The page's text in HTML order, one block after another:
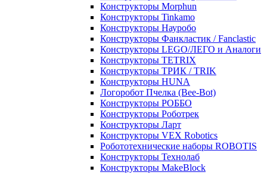
Конструкторы Morphun
Конструкторы Tinkamo
Конструкторы Науробо
Конструкторы Фанкластик / Fanclastic
Конструкторы LEGO/ЛЕГО и Аналоги
Конструкторы TETRIX
Конструкторы ТРИК / TRIK
Конструкторы HUNA
Логоробот Пчелка (Bee-Bot)
Конструкторы РОББО
Конструкторы Роботрек
Конструкторы Ларт
Конструкторы VEX Robotics
Робототехнические наборы ROBOTIS
Конструкторы Технолаб
Конструкторы MakeBlock